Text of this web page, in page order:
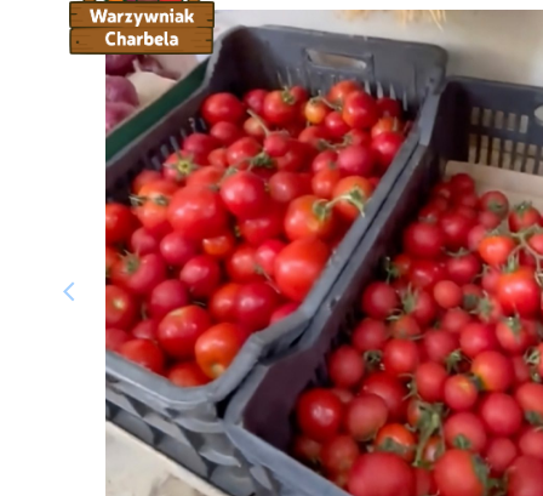
Wyjedź do
Żakowskim z